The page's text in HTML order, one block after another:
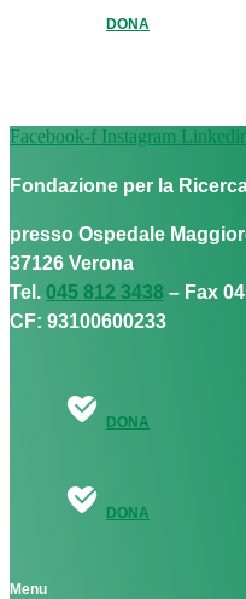
DONA
Facebook-f Instagram
Fondazione per la
presso Ospedale
37126 Verona
Tel. 045 812 3438 – Fax
CF: 93100600233
DONA
DONA
Menu